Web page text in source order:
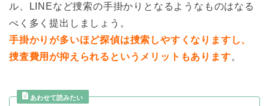
ル、LINEなど捜索の手掛かりとなるようなものはなる
べく多く提出しましょう。
手掛かりが多いほど探偵は捜索しやすくなりますし、
捜査費用が抑えられるというメリットもあります。